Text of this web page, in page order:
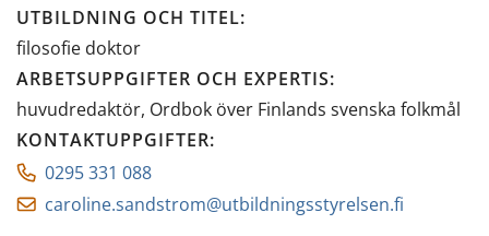
UTBILDNING OCH TITEL:
filosofie doktor
ARBETSUPPGIFTER OCH EXPERTIS:
huvudredaktör, Ordbok över Finlands svenska folkmål
KONTAKTUPPGIFTER:
0295 331 088
caroline.sandstrom@utbildningsstyrelsen.fi